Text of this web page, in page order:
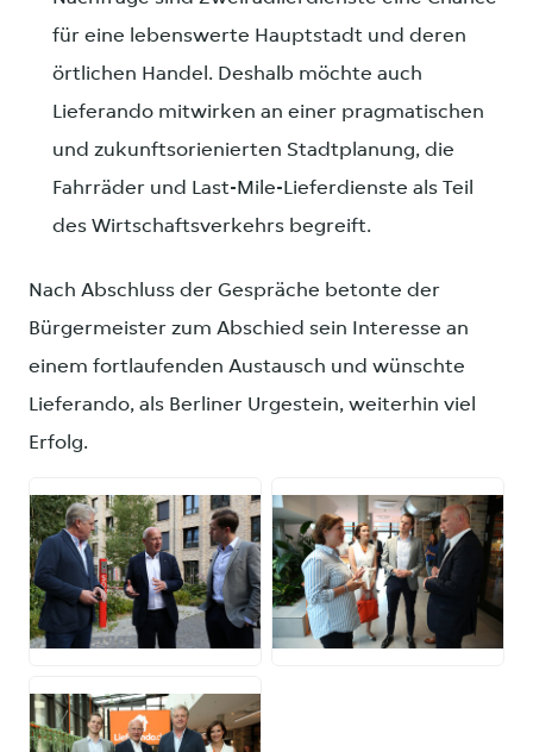
für eine lebenswerte Hauptstadt und deren
örtlichen Handel. Deshalb möchte auch
Lieferando mitwirken an einer pragmatischen
und zukunftsorienierten Stadtplanung, die
Fahrräder und Last-Mile-Lieferdienste als Teil
des Wirtschaftsverkehrs begreift.
Nach Abschluss der Gespräche betonte der
Bürgermeister zum Abschied sein Interesse an
einem fortlaufenden Austausch und wünschte
Lieferando, als Berliner Urgestein, weiterhin viel
Erfolg.
JPG JPG